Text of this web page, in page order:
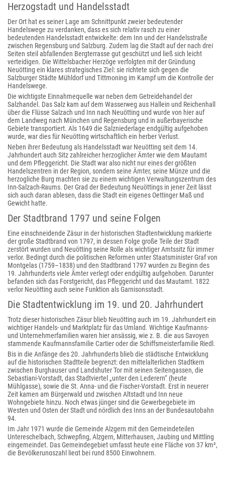
Herzogstadt und Handelsstadt
Der Ort hat es seiner Lage am Schnittpunkt zweier bedeutender
Handelswege zu verdanken, dass es sich relativ rasch zu einer
bedeutenden Handelsstadt entwickelte: dem Inn und der Handelsstraße
zwischen Regensburg und Salzburg. Zudem lag die Stadt auf der nach drei
Seiten steil abfallenden Bergterrasse gut geschützt und ließ sich leicht
verteidigen. Die Wittelsbacher Herzöge verfolgten mit der Gründung
Neuötting ein klares strategisches Ziel: sie richtete sich gegen die
Salzburger Städte Mühldorf und Tittmoning im Kampf um die Kontrolle der
Handelswege.
Die wichtigste Einnahmequelle war neben dem Getreidehandel der
Salzhandel. Das Salz kam auf dem Wasserweg aus Hallein und Reichenhall
über die Flüsse Salzach und Inn nach Neuötting und wurde von hier auf
dem Landweg nach München und Regensburg und in außerbayerische
Gebiete transportiert. Als 1649 die Salzniederlage endgültig aufgehoben
wurde, war dies für Neuötting wirtschaftlich ein herber Verlust.
Neben ihrer Bedeutung als Handelsstadt war Neuötting seit dem 14.
Jahrhundert auch Sitz zahlreicher herzoglicher Ämter wie dem Mautamt
und dem Pfleggericht. Die Stadt war also nicht nur eines der größten
Handelszentren in der Region, sondern seine Ämter, seine Münze und die
herzogliche Burg machten sie zu einem wichtigen Verwaltungszentrum des
Inn-Salzach-Raums. Der Grad der Bedeutung Neuöttings in jener Zeit lässt
sich auch daran ablesen, dass die Stadt ein eigenes Oettinger Maß und
Gewicht hatte.
Der Stadtbrand 1797 und seine Folgen
Eine einschneidende Zäsur in der historischen Stadtentwicklung markierte
der große Stadtbrand von 1797, in dessen Folge große Teile der Stadt
zerstört wurden und Neuötting seine Rolle als wichtiger Amtssitz für immer
verlor. Bedingt durch die politischen Reformen unter Staatsminister Graf von
Montgelas (1759–1838) und den Stadtbrand 1797 wurden zu Beginn des
19. Jahrhunderts viele Ämter verlegt oder endgültig aufgehoben. Darunter
befanden sich das Forstgericht, das Pfleggericht und das Mautamt. 1822
verlor Neuötting auch seine Funktion als Garnisonsstadt.
Die Stadtentwicklung im 19. und 20. Jahrhundert
Trotz dieser historischen Zäsur blieb Neuötting auch im 19. Jahrhundert ein
wichtiger Handels- und Marktplatz für das Umland. Wichtige Kaufmanns-
und Unternehmerfamilien waren hier ansässig, wie z. B. die aus Savoyen
stammende Kaufmannsfamilie Cartier oder die Schiffsmeisterfamilie Riedl.
Bis in die Anfänge des 20. Jahrhunderts blieb die städtische Entwicklung
auf die historischen Stadtteile begrenzt: den mittelalterlichen Stadtkern
zwischen Burghauser und Landshuter Tor mit seinen Seitengassen, die
Sebastiani-Vorstadt, das Stadtviertel „unter den Lederern“ (heute
Mühlgasse), sowie die St. Anna- und die Fischer-Vorstadt. Erst in neuerer
Zeit kamen am Bürgerwald und zwischen Altstadt und Inn neue
Wohngebiete hinzu. Noch etwas jünger sind die Gewerbegebiete im
Westen und Osten der Stadt und nördlich des Inns an der Bundesautobahn
94.
Im Jahr 1971 wurde die Gemeinde Alzgern mit den Gemeindeteilen
Untereschelbach, Schwepfing, Alzgern, Mitterhausen, Jaubing und Mittling
eingemeindet. Das Gemeindegebiet umfasst heute eine Fläche von 37 km²,
die Bevölkerungszahl liegt bei rund 8500 Einwohnern.